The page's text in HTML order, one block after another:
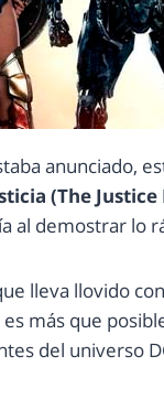
anunciado,
(The Justice
al demostrar lo
lleva llovido
más que
del universo